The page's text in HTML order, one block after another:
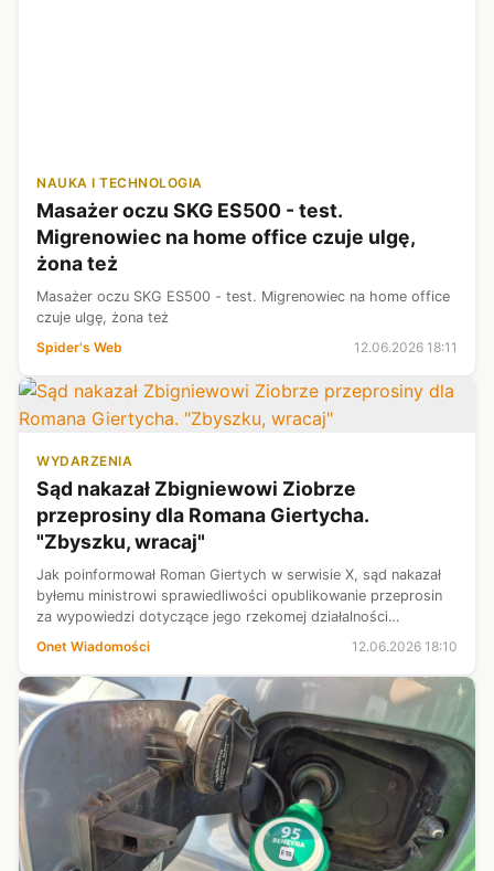
NAUKA I TECHNOLOGIA
Masażer oczu SKG ES500 - test.
Migrenowiec na home office czuje ulgę,
żona też
Masażer oczu SKG ES500 - test. Migrenowiec na home office
czuje ulgę, żona też
Spider's Web
12.06.2026 18:11
WYDARZENIA
Sąd nakazał Zbigniewowi Ziobrze
przeprosiny dla Romana Giertycha.
"Zbyszku, wracaj"
Jak poinformował Roman Giertych w serwisie X, sąd nakazał
byłemu ministrowi sprawiedliwości opublikowanie przeprosin
za wypowiedzi dotyczące jego rzekomej działalności
przestępczej w sprawie Polnordu.
Onet Wiadomości 12.06.2026 18:10